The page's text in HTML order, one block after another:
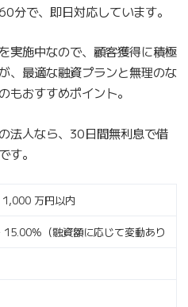
分で、即日対応しています。
実施中なので、顧客獲得に積極
、最適な融資プランと無理のな
もおすすめポイント。
法人なら、30日間無利息で借
す。
万円以内
（融資額に応じて変動あり